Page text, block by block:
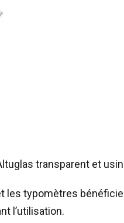
transparent et
typomètres
l’utilisation.